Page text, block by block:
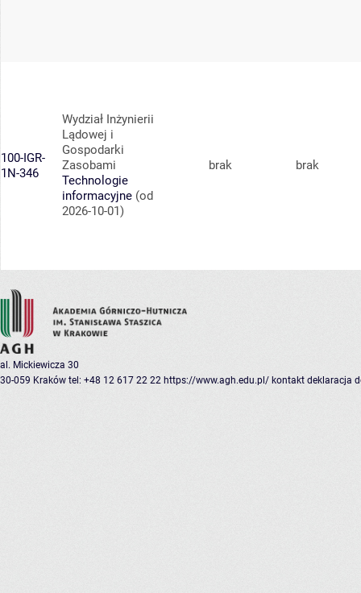
100-IGR-
1N-346
Wydział Inżynierii
Lądowej i
Gospodarki
Zasobami
Technologie
informacyjne (od
2026-10-01)
brak brak
al. Mickiewicza 30
30-059 Kraków tel: +48 12 617 22 22 https://www.agh.edu.pl/ kontakt deklaracja